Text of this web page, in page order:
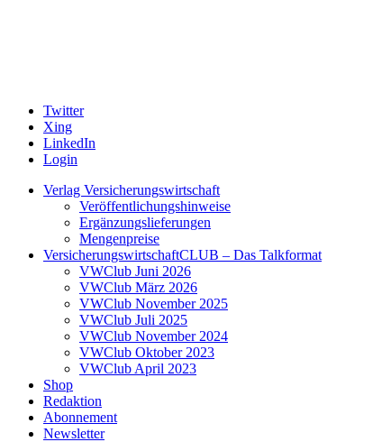
Twitter
Xing
LinkedIn
Login
Verlag Versicherungswirtschaft
Veröffentlichungshinweise
Ergänzungslieferungen
Mengenpreise
VersicherungswirtschaftCLUB – Das Talkformat
VWClub Juni 2026
VWClub März 2026
VWClub November 2025
VWClub Juli 2025
VWClub November 2024
VWClub Oktober 2023
VWClub April 2023
Shop
Redaktion
Abonnement
Newsletter